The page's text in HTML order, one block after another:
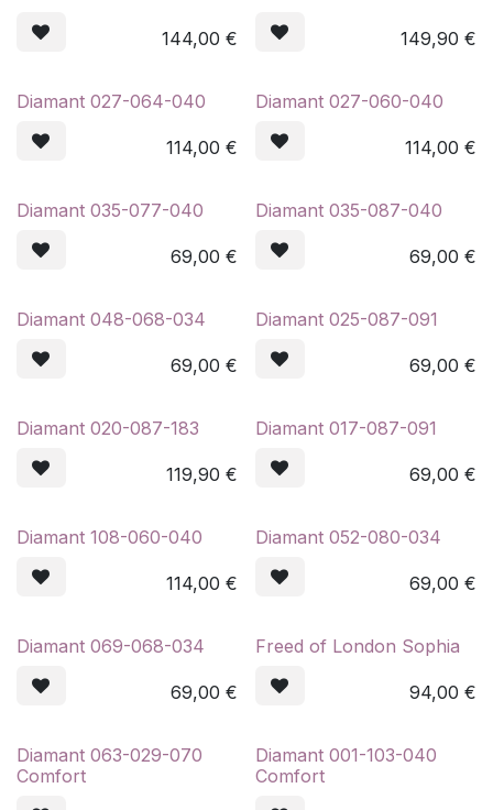
144,00 € 149,90 €
Diamant 027-064-040
114,00 €
Diamant 027-060-040
114,00 €
Diamant 035-077-040
69,00 €
Diamant 035-087-040
69,00 €
Diamant 048-068-034
69,00 €
Diamant 025-087-091
69,00 €
Diamant 020-087-183
119,90 €
Diamant 017-087-091
69,00 €
Diamant 108-060-040
114,00 €
Diamant 052-080-034
69,00 €
Diamant 069-068-034
69,00 €
Freed of London Sophia
94,00 €
Diamant 063-029-070
Comfort
Diamant 001-103-040
Comfort